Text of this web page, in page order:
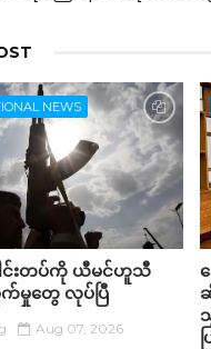
NEWS
င်းတပ်ကို ယီမင်ဟူသီ
တွေ လုပ်ပြီ
Aug 07, 2026